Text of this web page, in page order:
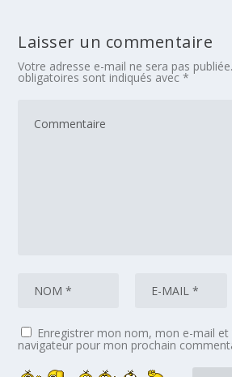
Laisser un commentaire
Votre adresse e-mail ne sera pas publiée.
obligatoires sont indiqués avec*
Enregistrer mon nom, mon e-mail
navigateur pour mon prochain